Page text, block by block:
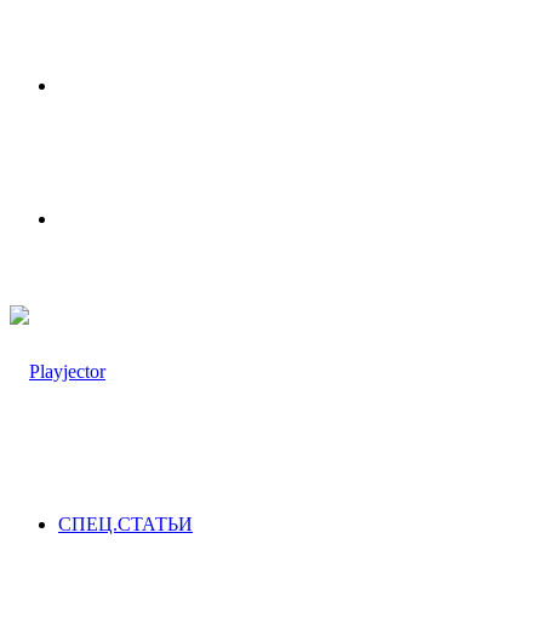
СПЕЦ.СТАТЬИ